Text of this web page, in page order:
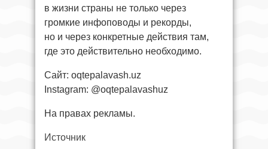
в жизни страны не только через
громкие инфоповоды и рекорды,
но и через конкретные действия там,
где это действительно необходимо.
Сайт: oqtepalavash.uz
Instagram: @oqtepalavashuz
На правах рекламы.
Источник